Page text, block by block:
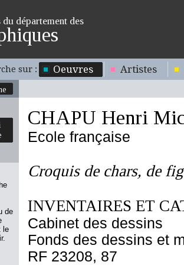
département des
sur : Oeuvres Artistes
de
le
CHAPU Henri
Ecole française
Croquis de chars, de
INVENTAIRES ET
Cabinet des dessins
Fonds des dessins et
RF 23208, 87